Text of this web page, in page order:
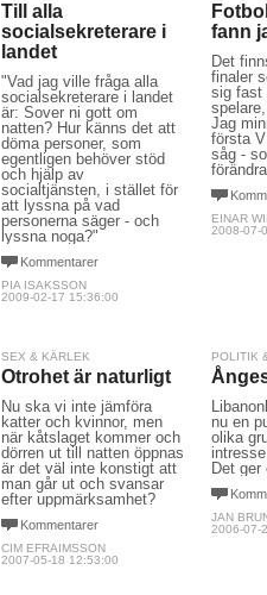
Till alla
socialsekreterare i
landet
"Vad jag ville fråga alla
socialsekreterare i landet
är: Sover ni gott om
natten? Hur känns det att
döma personer, som
egentligen behöver stöd
och hjälp av
socialtjänsten, i stället för
att lyssna på vad
personerna säger - och
lyssna noga?"
Kommentarer
PIA ISAKSSON
2009-02-17 15:36:00
fann
Det
finaler
sig fast
Jag
första
såg -
EINAR
2008-07-
SEX & KÄRLEK
Otrohet är naturligt
Nu ska vi inte jämföra
katter och kvinnor, men
när kåtslaget kommer och
dörren ut till natten öppnas
är det väl inte konstigt att
man går ut och svansar
efter uppmärksamhet?
Kommentarer
CIM EFRAIMSSON
2007-05-18 12:53:00
POLITIK
nu en
olika
Det
JAN
2006-07-